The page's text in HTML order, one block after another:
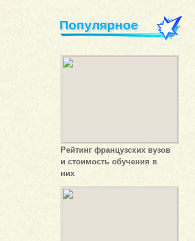
Популярное
Рейтинг французских вузов
и стоимость обучения в
них